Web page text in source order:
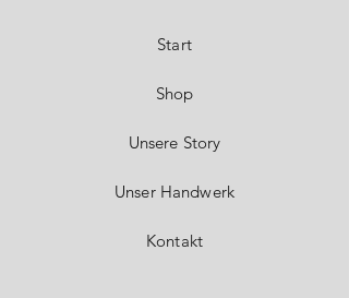
Start
Shop
Unsere Story
Unser Handwerk
Kontakt